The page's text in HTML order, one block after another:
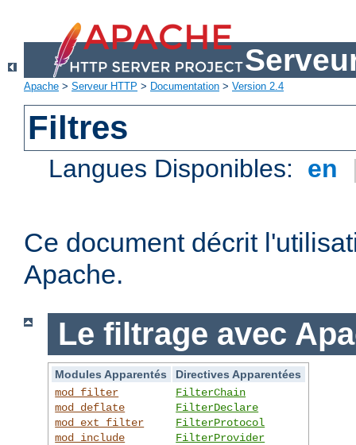
Apache > Serveur HTTP > Documentation > Version 2.4
Filtres
Langues Disponibles: en
Ce document décrit
Apache.
Le filtrage avec
Modules Apparentés
Directives Apparentées
mod_filter
mod_deflate
mod_ext_filter
mod_include
FilterChain
FilterDeclare
FilterProtocol
FilterProvider